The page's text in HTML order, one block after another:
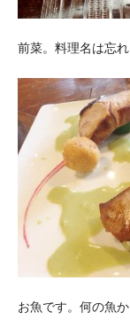
前菜。料理名は忘
お魚です。何の魚